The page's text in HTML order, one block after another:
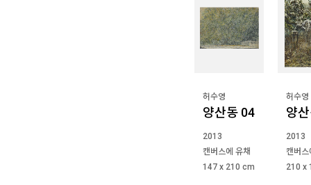
허수영
양산동 04
2013
캔버스에 유채
147 x 210 cm
허수영
양
2013
캔버스
210 x